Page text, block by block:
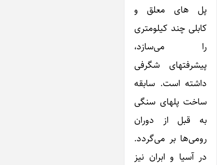
پل های معلق و
کابلی چند کیلومتری
را می‌سازد،
پیشرفتهای شگرفی
داشته است. سابقه
ساخت پلهای سنگی
به قبل از دوران
رومی‌ها بر می‌گردد.
در آسیا و ابران نیز